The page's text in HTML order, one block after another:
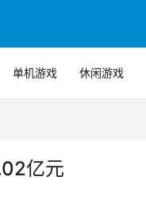
单机游戏 休闲游戏
亿元